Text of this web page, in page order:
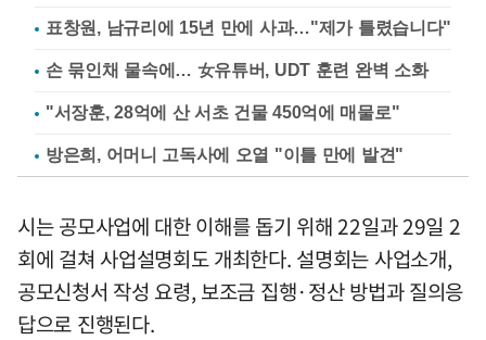
표창원, 남규리에 15년 만에 사과…"제가 틀렸습니다"
손 묶인채 물속에… 女유튜버, UDT 훈련 완벽 소화
"서장훈, 28억에 산 서초 건물 450억에 매물로"
방은희, 어머니 고독사에 오열 "이틀 만에 발견"
시는 공모사업에 대한 이해를 돕기 위해 22일과 29일 2
회에 걸쳐 사업설명회도 개최한다. 설명회는 사업소개,
공모신청서 작성 요령, 보조금 집행·정산 방법과 질의응
답으로 진행된다.